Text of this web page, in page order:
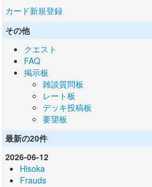
カード新規登録
その他
クエスト
FAQ
掲示板
雑談質問板
レート板
デッキ投稿板
要望板
最新の20件
2026-06-12
Hisoka
Frauds